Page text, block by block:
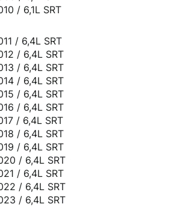
/ 6,1L SRT
/ 6,4L SRT
/ 6,4L SRT
/ 6,4L SRT
/ 6,4L SRT
/ 6,4L SRT
/ 6,4L SRT
/ 6,4L SRT
/ 6,4L SRT
/ 6,4L SRT
/ 6,4L SRT
/ 6,4L SRT
/ 6,4L SRT
/ 6,4L SRT